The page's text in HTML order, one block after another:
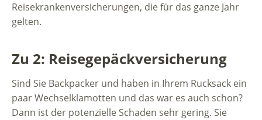
Reisekrankenversicherungen, die für das ganze Jahr
gelten.
Zu 2: Reisegepäckversicherung
Sind Sie Backpacker und haben in Ihrem Rucksack ein
paar Wechselklamotten und das war es auch schon?
Dann ist der potenzielle Schaden sehr gering. Sie